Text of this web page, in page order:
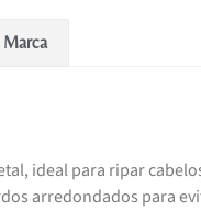
Marca
ideal para ripar
arredondados para